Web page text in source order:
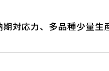
対応力、多品種少量生